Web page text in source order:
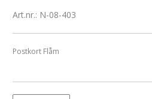
Art.nr.: N-08-403
Postkort Flåm